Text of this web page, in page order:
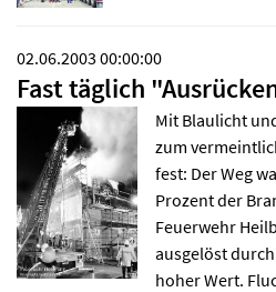
02.06.2003 00:00:00
Fast täglich
Mit Blaulicht
zum
fest: Der Weg
Prozent der
Feuerwehr
ausgelöst
hoher Wert.